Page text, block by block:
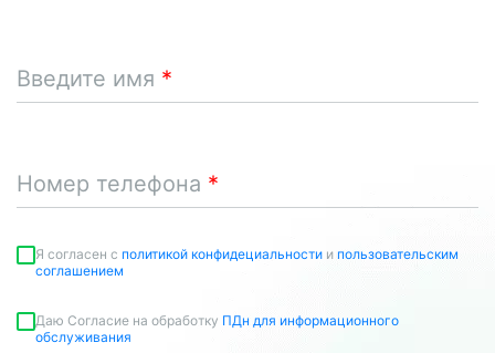
Введите имя
Номер телефона
Я согласен c политикой конфидециальности и пользовательским
соглашением
Даю Согласие на обработку ПДн для информационного
обслуживания